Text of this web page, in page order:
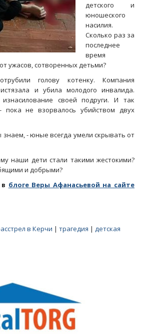
детского и
юношеского
насилия.
Сколько раз за
последнее
время
ужасов, сотворенных детьми?
голову котенку. Компания
и убила молодого инвалида.
своей подруги. И так
не взорвалось убийством двух
знаем, - юные всегда умели скрывать от
наши дети стали такими жестокими?
и добрыми?
блоге Веры Афанасьевой на сайте
в Керчи | трагедия | детская